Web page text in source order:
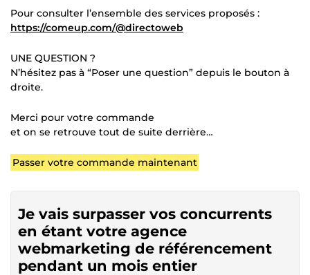
Pour consulter l’ensemble des services proposés :
https://comeup.com/@directoweb
UNE QUESTION ?
N’hésitez pas à “Poser une question” depuis le bouton à
droite.
Merci pour votre commande
et on se retrouve tout de suite derrière…
Passer votre commande maintenant
Je vais surpasser vos concurrents
en étant votre agence
webmarketing de référencement
pendant un mois entier